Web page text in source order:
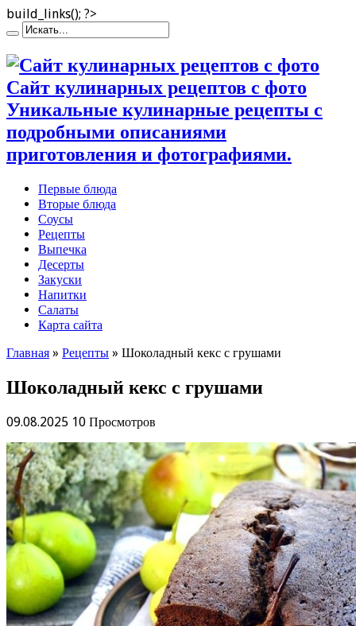
build_links(); ?>
Сайт кулинарных рецептов с фото
Уникальные кулинарные рецепты с
подробными описаниями
приготовления и фотографиями.
Первые блюда
Вторые блюда
Соусы
Рецепты
Выпечка
Десерты
Закуски
Напитки
Салаты
Карта сайта
Главная » Рецепты » Шоколадный кекс с грушами
Шоколадный кекс с грушами
09.08.2025 10 Просмотров